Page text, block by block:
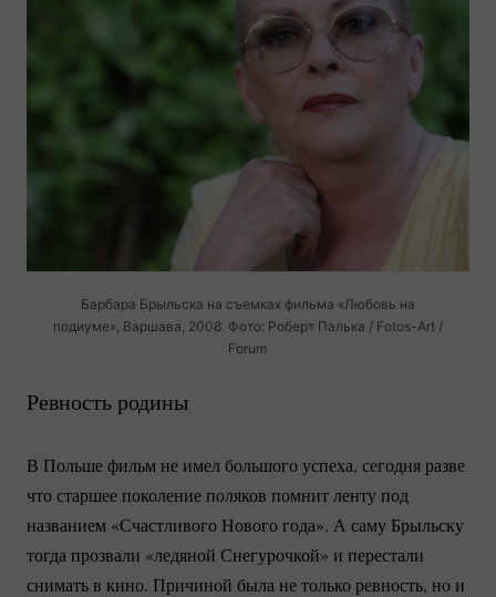
Барбара Брыльска на съемках фильма «Любовь на
подиуме», Варшава, 2008. Фото: Роберт Палька / Fotos-Art/
Forum
Ревность родины
В Польше фильм не имел большого успеха, сегодня разве
что старшее поколение поляков помнит ленту под
названием «Счастливого Нового года». А саму Брыльску
тогда прозвали «ледяной Снегурочкой» и перестали
снимать в кино. Причиной была не только ревность, но и